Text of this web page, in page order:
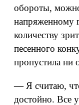
обороты,
напряженному
количеству
песенного
пропустила ни
— Я считаю,
достойно. Все